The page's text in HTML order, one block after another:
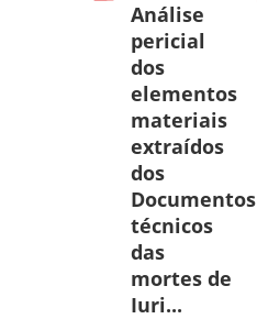
Análise
pericial
dos
elementos
materiais
extraídos
dos
Documentos
técnicos
das
mortes de
Iuri...